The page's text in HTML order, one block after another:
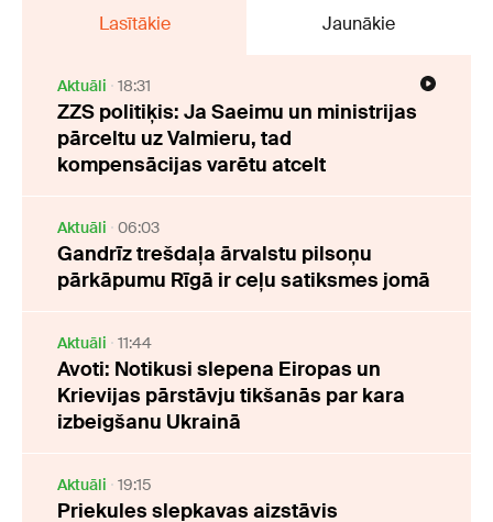
Lasītākie Jaunākie
Aktuāli 18:31
ZZS politiķis: Ja Saeimu un ministrijas
pārceltu uz Valmieru, tad
kompensācijas varētu atcelt
Aktuāli 06:03
Gandrīz trešdaļa ārvalstu pilsoņu
pārkāpumu Rīgā ir ceļu satiksmes jomā
Aktuāli 11:44
Avoti: Notikusi slepena Eiropas un
Krievijas pārstāvju tikšanās par kara
izbeigšanu Ukrainā
Aktuāli 19:15
Priekules slepkavas aizstāvis